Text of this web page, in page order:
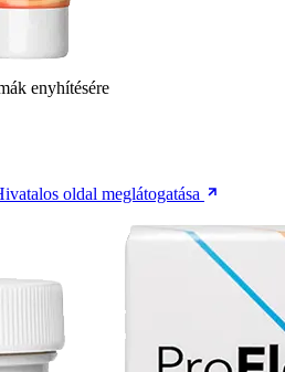
enyhítésére
oldal meglátogatása